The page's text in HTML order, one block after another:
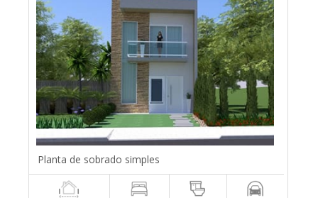
Planta de sobrado simples